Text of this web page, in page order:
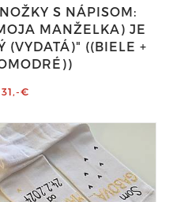
S NÁPISOM:
MANŽELKA) JE
(VYDATÁ)" ((BIELE +
31,-€